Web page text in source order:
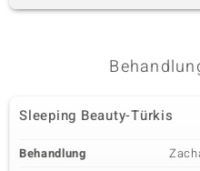
Sleeping Beauty-Türkis
Behandlung